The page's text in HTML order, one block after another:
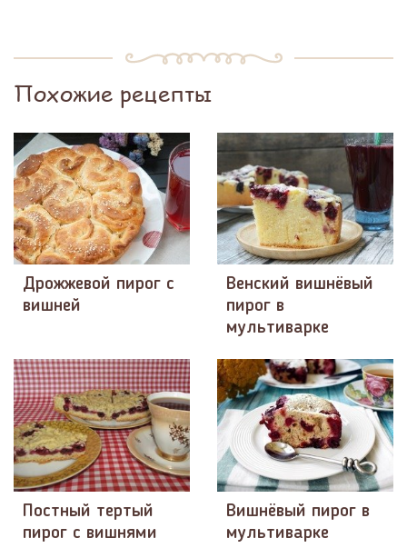
Похожие рецепты
Дрожжевой пирог с
вишней
Венский вишнёвый
пирог в
мультиварке
Постный тертый
пирог с вишнями
Вишнёвый пирог в
мультиварке